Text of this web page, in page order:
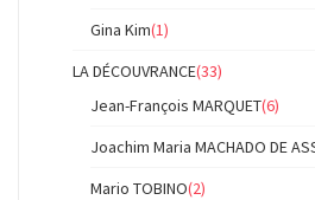
Gina Kim(1)
LA DÉCOUVRANCE(33)
Jean-François MARQUET(6)
Joachim Maria MACHADO DE
Mario TOBINO(2)